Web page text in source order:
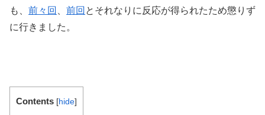
も、 前々回 前回 とそれなりに反応が得られたため懲りず
に行きました。
Contents [hide]